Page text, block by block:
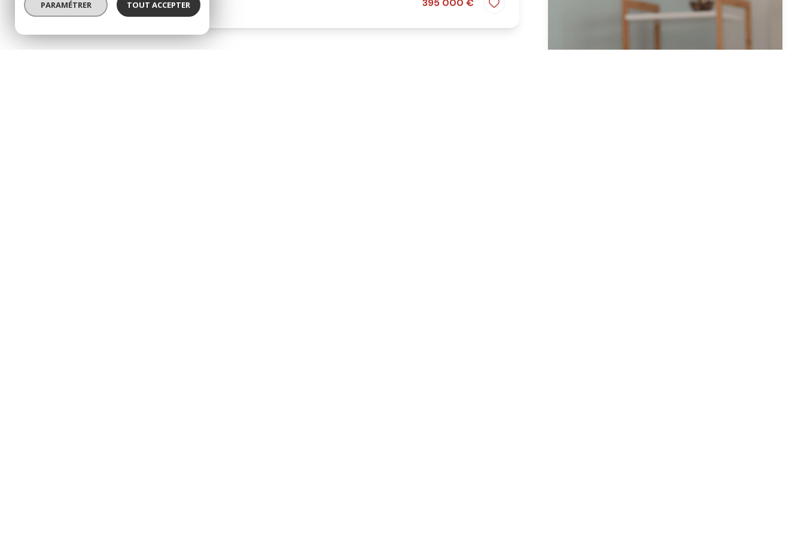
Rambouillet (78120) 395 000 €
PARAMÉTRER TOUT ACCEPTER